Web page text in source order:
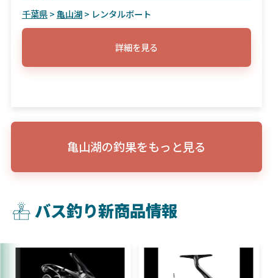
千葉県>亀山湖> レンタルボート
詳細を見る
亀山湖の釣果をもっと見る
バス釣り新商品情報